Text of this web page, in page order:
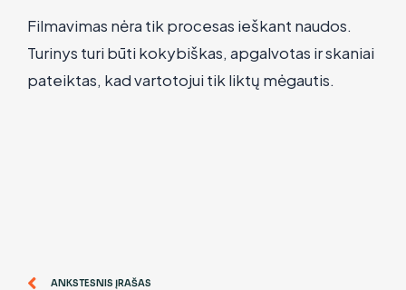
Filmavimas nėra tik procesas ieškant naudos.
Turinys turi būti kokybiškas, apgalvotas ir skaniai
pateiktas, kad vartotojui tik liktų mėgautis.
ANKSTESNIS ĮRAŠAS